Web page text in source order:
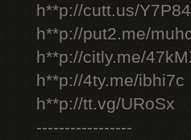
h**p://cutt.us/Y7P84
h**p://put2.me/
h**p://citly.me/
h**p://4ty.me/ibhi7c
h**p://tt.vg/URoSx
-----------------